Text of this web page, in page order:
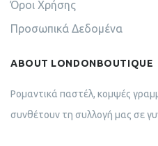
Όροι Χρήσης
Προσωπικά Δεδομένα
ABOUT LONDONBOUTIQUE
Ρομαντικά παστέλ, κομψές
συνθέτουν τη συλλογή μας σε